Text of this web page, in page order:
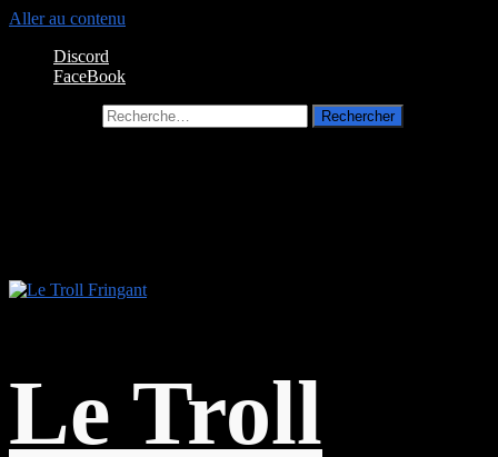
Aller au contenu
Discord
FaceBook
Le Troll